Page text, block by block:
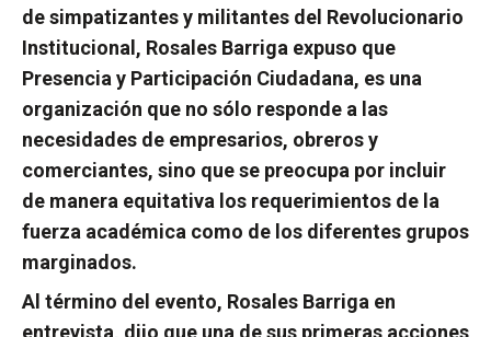
de simpatizantes y militantes del Revolucionario
Institucional, Rosales Barriga expuso que
Presencia y Participación Ciudadana, es una
organización que no sólo responde a las
necesidades de empresarios, obreros y
comerciantes, sino que se preocupa por incluir
de manera equitativa los requerimientos de la
fuerza académica como de los diferentes grupos
marginados.
Al término del evento, Rosales Barriga en